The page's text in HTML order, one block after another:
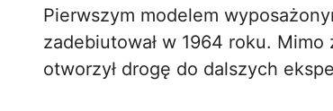
Pierwszym modelem
zadebiutował w 1964 roku.
otworzył drogę do dalszych